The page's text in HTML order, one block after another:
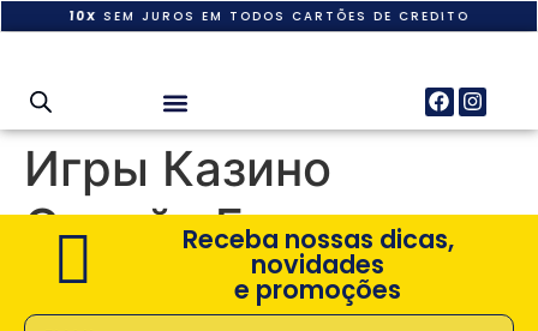
10X SEM JUROS EM TODOS CARTÕES DE CREDITO
Игры Казино
Онлайн Бесплатно
Receba nossas dicas,
novidades
e promoções